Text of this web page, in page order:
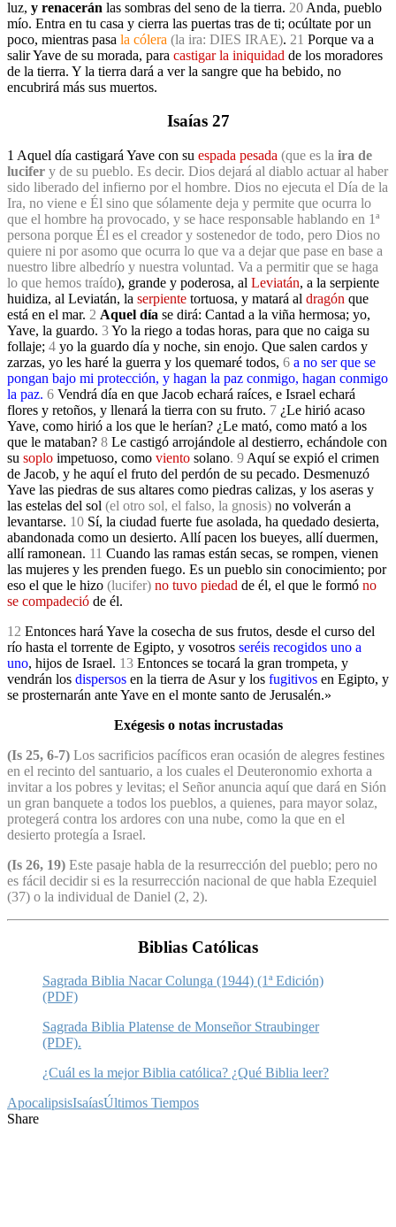
luz, y renacerán las sombras del seno de la tierra. 20 Anda, pueblo
mío. Entra en tu casa y cierra las puertas tras de ti; ocúltate por un
poco, mientras pasa la cólera (la ira: DIES IRAE). 21 Porque va a
salir Yave de su morada, para castigar la iniquidad de los moradores
de la tierra. Y la tierra dará a ver la sangre que ha bebido, no
encubrirá más sus muertos.
Isaías 27
1 Aquel día castigará Yave con su espada pesada (que es la ira de
lucifer y de su pueblo. Es decir. Dios dejará al diablo actuar al haber
sido liberado del infierno por el hombre. Dios no ejecuta el Día de la
Ira, no viene e Él sino que sólamente deja y permite que ocurra lo
que el hombre ha provocado, y se hace responsable hablando en 1ª
persona porque Él es el creador y sostenedor de todo, pero Dios no
quiere ni por asomo que ocurra lo que va a dejar que pase en base a
nuestro libre albedrío y nuestra voluntad. Va a permitir que se haga
lo que hemos traído), grande y poderosa, al Leviatán, a la serpiente
huidiza, al Leviatán, la serpiente tortuosa, y matará al dragón que
está en el mar. 2 Aquel día se dirá: Cantad a la viña hermosa; yo,
Yave, la guardo. 3Yo la riego a todas horas, para que no caiga su
follaje; 4 yo la guardo día y noche, sin enojo. Que salen cardos y
zarzas, yo les haré la guerra y los quemaré todos, 6 a no ser que se
pongan bajo mi protección, y hagan la paz conmigo, hagan conmigo
la paz. 6 Vendrá día en que Jacob echará raíces, e Israel echará
flores y retoños, y llenará la tierra con su fruto. 7 ¿Le hirió acaso
Yave, como hirió a los que le herían? ¿Le mató, como mató a los
que le mataban? 8 Le castigó arrojándole al destierro, echándole con
su soplo impetuoso, como viento solano. 9 Aquí se expió el crimen
de Jacob, y he aquí el fruto del perdón de su pecado. Desmenuzó
Yave las piedras de sus altares como piedras calizas, y los aseras y
las estelas del sol (el otro sol, el falso, la gnosis) no volverán a
levantarse. 10 Sí, la ciudad fuerte fue asolada, ha quedado desierta,
abandonada como un desierto. Allí pacen los bueyes, allí duermen,
allí ramonean. 11 Cuando las ramas están secas, se rompen, vienen
las mujeres y les prenden fuego. Es un pueblo sin conocimiento; por
eso el que le hizo (lucifer) no tuvo piedad de él, el que le formó no
se compadeció de él.
12 Entonces hará Yave la cosecha de sus frutos, desde el curso del
río hasta el torrente de Egipto, y vosotros seréis recogidos uno a
uno, hijos de Israel. 13 Entonces se tocará la gran trompeta, y
vendrán los dispersos en la tierra de Asur y los fugitivos en Egipto, y
se prosternarán ante Yave en el monte santo de Jerusalén.»
Exégesis o notas incrustadas
(Is 25, 6-7) Los sacrificios pacíficos eran ocasión de alegres festines
en el recinto del santuario, a los cuales el Deuteronomio exhorta a
invitar a los pobres y levitas; el Señor anuncia aquí que dará en Sión
un gran banquete a todos los pueblos, a quienes, para mayor solaz,
protegerá contra los ardores con una nube, como la que en el
desierto protegía a Israel.
(Is 26, 19) Este pasaje habla de la resurrección del pueblo; pero no
es fácil decidir si es la resurrección nacional de que habla Ezequiel
(37) o la individual de Daniel (2, 2).
Biblias Católicas
Sagrada Biblia Nacar Colunga (1944) (1ª Edición)
(PDF)
Sagrada Biblia Platense de Monseñor Straubinger
(PDF).
¿Cuál es la mejor Biblia católica? ¿Qué Biblia leer?
ApocalipsisIsaíasÚltimos Tiempos
Share